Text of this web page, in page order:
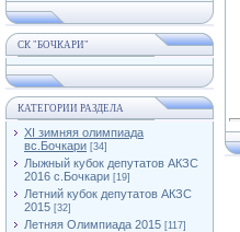
СК "БОЧКАРИ"
КАТЕГОРИИ РАЗДЕЛА
XI зимняя олимпиада
вс.Бочкари [34]
Лыжный кубок депутатов АКЗС
2016 с.Бочкари [19]
Летний кубок депутатов АКЗС
2015 [32]
Летняя Олимпиада 2015 [117]